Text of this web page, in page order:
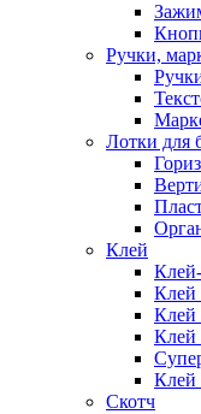
Ручки,
Лотки для
Клей
Клей
Клей
Клей
Скотч